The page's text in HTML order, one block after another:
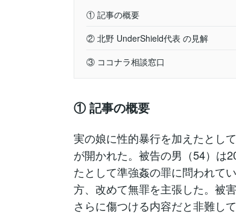
① 記事の概要
② 北野 UnderShield代表 の見解
③ ココナラ相談窓口
① 記事の概要
実の娘に性的暴行を加えたとし
が開かれた。被告の男（54）は
たとして準強姦の罪に問われて
方、改めて無罪を主張した。被
さらに傷つける内容だと非難して